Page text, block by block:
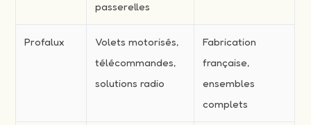
passerelles
Profalux
Volets motorisés,
télécommandes,
solutions radio
Fabrication
française,
ensembles
complets